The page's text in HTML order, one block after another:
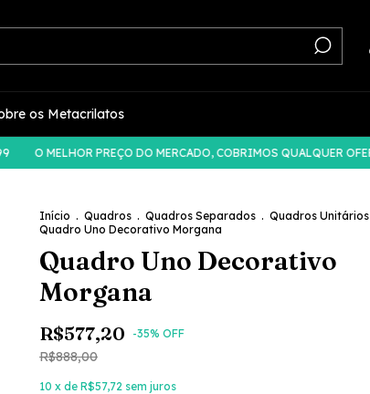
os Metacrilatos
O MELHOR PREÇO DO MERCADO, COBRIMOS QUALQUER OFERTA!
Início . Quadros . Quadros Separados . Quadros Unitários
Quadro Uno Decorativo Morgana
Quadro Uno Decorativo
Morgana
R$577,20 -35% OFF
R$888,00
10 x de R$57,72 sem juros